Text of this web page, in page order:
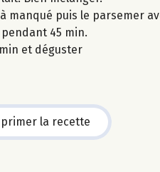
manqué puis le parsemer
45 min.
et déguster
la recette